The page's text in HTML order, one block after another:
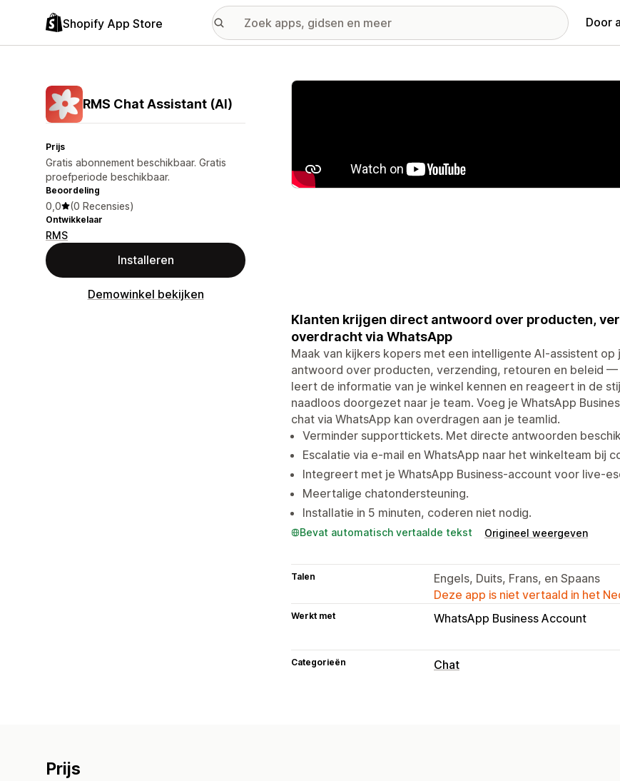
Shopify App Store Door
RMS Chat Assistant (AI)
Prijs
Gratis abonnement beschikbaar. Gratis
proefperiode beschikbaar.
Beoordeling
0,0 (0 Recensies)
Ontwikkelaar
RMS
Installeren
Demowinkel bekijken
Galerij met uitgelichte afbeeldingen
Klanten krijgen direct antwoord over producten,
overdracht via WhatsApp
Maak van kijkers kopers met een intelligente AI-assistent
antwoord over producten, verzending, retouren en beleid
leert de informatie van je winkel kennen en reageert in de
naadloos doorgezet naar je team. Voeg je WhatsApp
chat via WhatsApp kan overdragen aan je teamlid.
Verminder supporttickets. Met directe antwoorden
Escalatie via e-mail en WhatsApp naar het winkelteam bij
Integreert met je WhatsApp Business-account voor live-
Meertalige chatondersteuning.
Installatie in 5 minuten, coderen niet nodig.
Bevat automatisch vertaalde tekst Origineel weergeven
Talen
Engels, Duits, Frans, en Spaans
Deze app is niet vertaald in het
Werkt met WhatsApp Business Account
Categorieën Chat
Prijs